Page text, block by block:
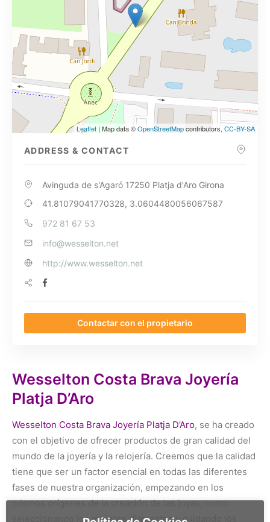
Leaflet | Map data ©OpenStreetMapcontributors, CC-BY-SA
ADDRESS & CONTACT
Avinguda de s'Agaró 17250 Platja d'Aro Girona
41.81079041770328, 3.0604480056067587
972 81 67 53
info@wesselton.net
http://www.wesselton.net
Contactar con el propietario
Wesselton Costa Brava Joyería
Platja D’Aro
Wesselton Costa Brava Joyería Platja D’Aro, se ha creado
con el objetivo de ofrecer productos de gran calidad del
mundo de la joyería y la relojería. Creemos que la calidad
tiene que ser un factor esencial en todas las diferentes
fases de nuestra organización, empezando en los
mismos orígenes de la creación de las joyas, como
seleccionando los mejores diamantes y cuidando los